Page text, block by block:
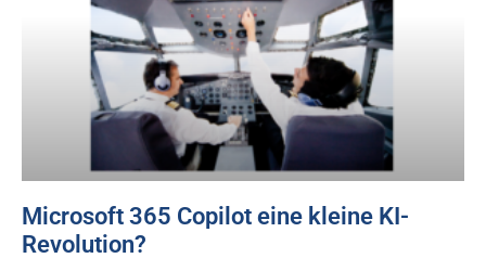
Microsoft 365 Copilot eine kleine KI-
Revolution?